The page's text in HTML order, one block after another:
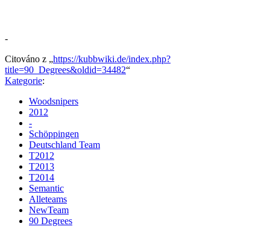
-
Citováno z „https://kubbwiki.de/index.php?
title=90_Degrees&oldid=34482“
Kategorie:
Woodsnipers
2012
-
Schöppingen
Deutschland Team
T2012
T2013
T2014
Semantic
Alleteams
NewTeam
90 Degrees